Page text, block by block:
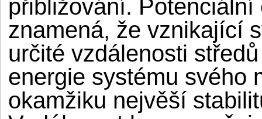
přibližování.
znamená, že vznikající
určité vzdálenosti
energie systému svého
okamžiku nejvěší